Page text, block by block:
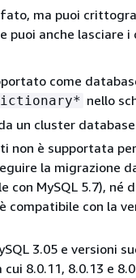
ma puoi
puoi anche
come
nello
un cluster
non è supportata
la migrazione
con MySQL 5.7), né
compatibile con la
3.05 e versioni
8.0.11, 8.0.13 e